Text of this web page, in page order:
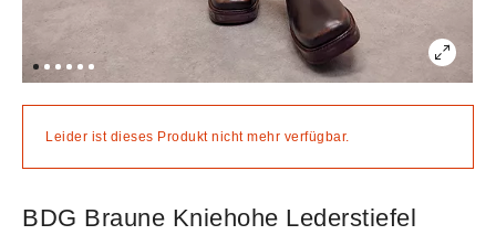
Leider ist dieses Produkt nicht mehr verfügbar.
BDG Braune Kniehohe Lederstiefel